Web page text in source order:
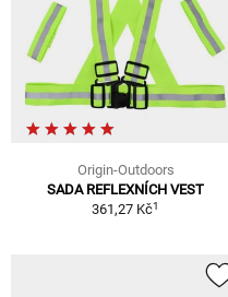
Origin-Outdoors
SADA REFLEXNÍCH VEST
361,27 Kč1